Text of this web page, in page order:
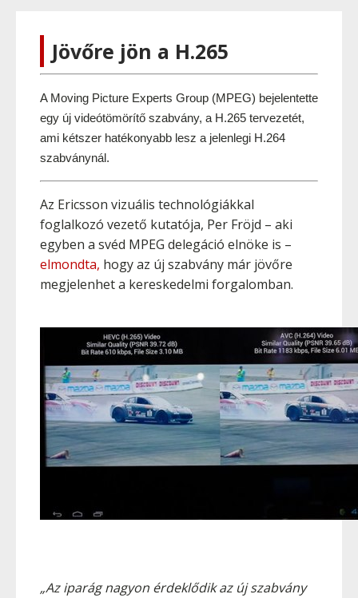
Jövőre jön a H.265
A Moving Picture Experts Group (MPEG) bejelentette
egy új videótömörítő szabvány, a H.265 tervezetét,
ami kétszer hatékonyabb lesz a jelenlegi H.264
szabványnál.
Az Ericsson vizuális technológiákkal
foglalkozó vezető kutatója, Per Fröjd – aki
egyben a svéd MPEG delegáció elnöke is –
elmondta, hogy az új szabvány már jövőre
megjelenhet a kereskedelmi forgalomban.
„Az iparág nagyon érdeklődik az új szabvány